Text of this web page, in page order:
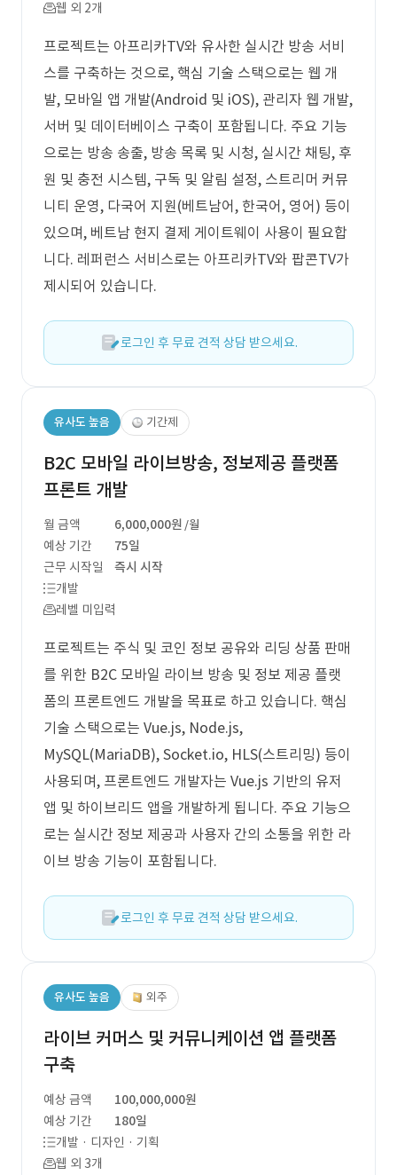
웹 외 2개
프로젝트는 아프리카TV와 유사한 실시간 방송 서비
스를 구축하는 것으로, 핵심 기술 스택으로는 웹 개
발, 모바일 앱 개발(Android 및 iOS), 관리자 웹 개발,
서버 및 데이터베이스 구축이 포함됩니다. 주요 기능
으로는 방송 송출, 방송 목록 및 시청, 실시간 채팅, 후
원 및 충전 시스템, 구독 및 알림 설정, 스트리머 커뮤
니티 운영, 다국어 지원(베트남어, 한국어, 영어) 등이
있으며, 베트남 현지 결제 게이트웨이 사용이 필요합
니다. 레퍼런스 서비스로는 아프리카TV와 팝콘TV가
제시되어 있습니다.
로그인 후 무료 견적 상담 받으세요.
유사도 높음 기간제
B2C 모바일 라이브방송, 정보제공 플랫폼
프론트 개발
월 금액 6,000,000원 /월
예상 기간
75일
근무 시작일
즉시 시작
개발
레벨 미입력
프로젝트는 주식 및 코인 정보 공유와 리딩 상품 판매
를 위한 B2C 모바일 라이브 방송 및 정보 제공 플랫
폼의 프론트엔드 개발을 목표로 하고 있습니다. 핵심
기술 스택으로는 Vue.js, Node.js,
MySQL(MariaDB), Socket.io, HLS(스트리밍) 등이
사용되며, 프론트엔드 개발자는 Vue.js 기반의 유저
앱 및 하이브리드 앱을 개발하게 됩니다. 주요 기능으
로는 실시간 정보 제공과 사용자 간의 소통을 위한 라
이브 방송 기능이 포함됩니다.
로그인 후 무료 견적 상담 받으세요.
유사도 높음 외주
라이브 커머스 및 커뮤니케이션 앱 플랫폼
구축
예상 금액
100,000,000원
예상 기간
180일
개발 · 디자인 · 기획
웹 외 3개